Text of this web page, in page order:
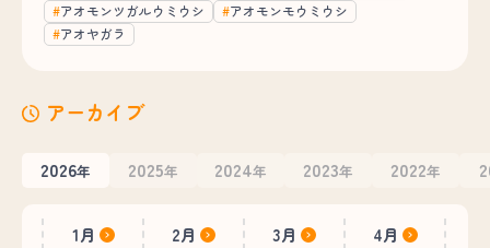
アオモンツガルウミウシ
アオモンモウミウシ
アオヤガラ
アーカイブ
2026年 2025年 2024年 2023年 2022年
1月 2月 3月
4月